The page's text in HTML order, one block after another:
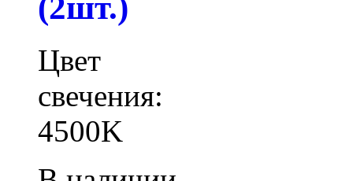
(2шт.)
Цвет
свечения:
4500K